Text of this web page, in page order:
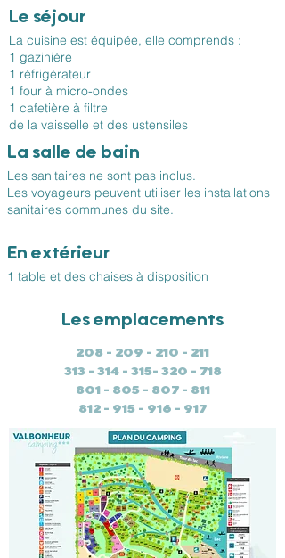
Le séjour
La cuisine est équipée, elle comprends :
1 gazinière
1 réfrigérateur
1 four à micro-ondes
1 cafetière à filtre
de la vaisselle et des ustensiles
La salle de bain
Les sanitaires ne sont pas inclus.
Les voyageurs peuvent utiliser les installations
sanitaires communes du site.
En extérieur
1 table et des chaises à disposition
Les emplacements
208 - 209 - 210 - 211
313 - 314 - 315- 320 - 718
801 - 805 - 807 - 811
812 - 915 - 916 - 917